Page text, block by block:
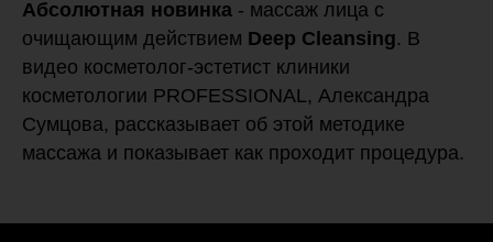
Абсолютная новинка - массаж лица с
очищающим действием Deep Cleansing. В
видео косметолог-эстетист клиники
косметологии PROFESSIONAL, Александра
Сумцова, рассказывает об этой методике
массажа и показывает как проходит процедура.